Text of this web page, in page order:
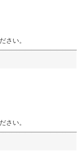
さい。
さい。